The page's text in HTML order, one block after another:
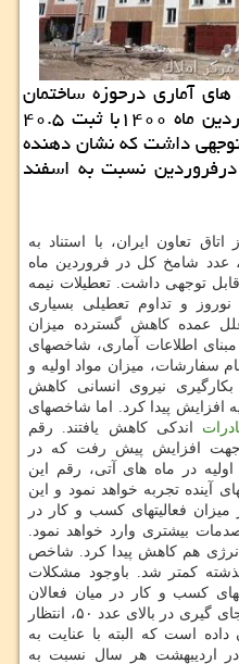
آماری درحوزه ساختمان
نشان دادکه شامخ کل در فروردین ماه ۱۴۰۰با ثبت ۴۰.۵
داشت که نشان دهنده
نسبت به اسفند
تعاون ایران، با استناد به
عدد شامخ کل در فروردین ماه
قابل توجهی داشت. تعطیلات نیمه
و تداوم تعطیلی بسیاری
عمده کاهش گسترده میزان
اطلاعات آماری، شاخصهای
سفارشات، میزان مواد اولیه و
نیروی انسانی کاهش
افزایش پیدا کرد. اما شاخصهای
اندکی کاهش یافتند. رقم
افزایش پیش رفت که در
در ماه های آتی، رقم این
آینده تجربه خواهد نمود و این
فعالیتهای کسب و کار در
بیشتری وارد خواهد نمود.
هم کاهش پیدا کرد. شاخص
کمتر شد. باوجود مشکلات
کسب و کار در میان فعالان
افزایش یافت و با جای گیری در بالای عدد ۵۰، انتظار
است که البته با عنایت به
در اردیبهشت هر سال نسبت به